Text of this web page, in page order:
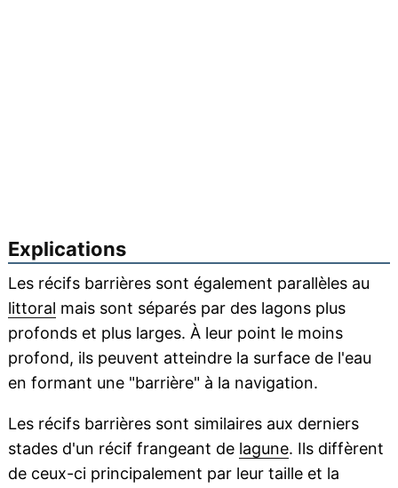
Explications
Les récifs barrières sont également parallèles au
littoral mais sont séparés par des lagons plus
profonds et plus larges. À leur point le moins
profond, ils peuvent atteindre la surface de l'eau
en formant une "barrière" à la navigation.
Les récifs barrières sont similaires aux derniers
stades d'un récif frangeant de lagune. Ils diffèrent
de ceux-ci principalement par leur taille et la